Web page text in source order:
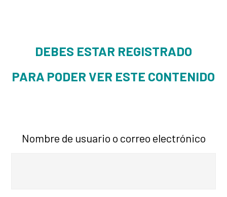
DEBES ESTAR REGISTRADO
PARA PODER VER ESTE CONTENIDO
Nombre de usuario o correo electrónico